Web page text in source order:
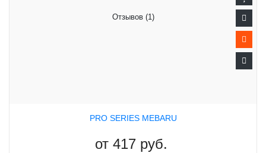
Отзывов (1)
PRO SERIES MEBARU
от 417 руб.